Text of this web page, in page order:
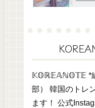
𝕂𝕆ℝ𝔼𝔸ℕ𝕆𝕋𝔼 *
部） 韓国のトレ
ます！ 公式